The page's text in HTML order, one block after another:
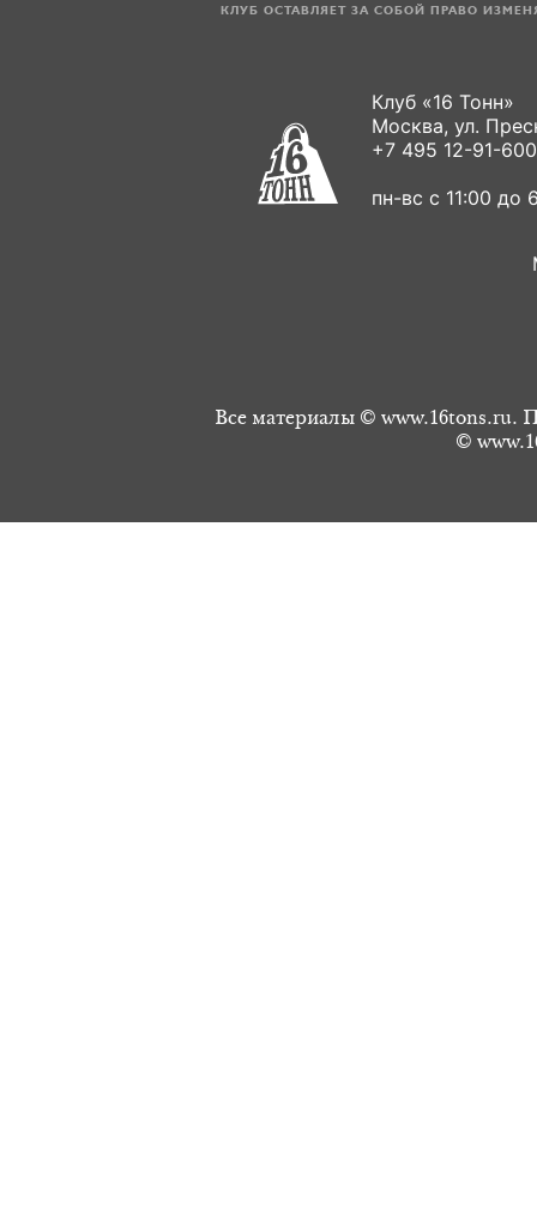
КЛУБ ОСТАВЛЯЕТ ЗА СОБОЙ ПРАВО
Клуб «16 Тонн»
Москва, ул.
+7 495 12-91-
пн-вс с 11:00 до
Все материалы © www.16tons.ru.
©